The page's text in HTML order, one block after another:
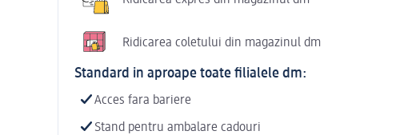
Ridicarea coletului din magazinul dm
Standard in aproape toate filialele dm:
Acces fara bariere
Stand pentru ambalare cadouri